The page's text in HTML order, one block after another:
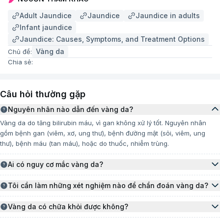
Viêm gan: Dùng thuốc kháng virus hoặc steroid.
Xơ gan: Điều trị các biến chứng và kiểm soát
bệnh.
Ung thư gan: Phẫu thuật, hóa trị hoặc xạ trị.
Sỏi mật: Phẫu thuật hoặc nội soi để loại bỏ sỏi.
Viêm đường mật: Dùng kháng sinh.
Ung thư đường mật: Phẫu thuật, hóa trị hoặc xạ
trị.
Thiếu máu tán huyết: Truyền máu hoặc dùng
thuốc.
Adult Jaundice
Jaundice
Jaundice in adults
Infant jaundice
Jaundice: Causes, Symptoms, and Treatment Options
Chủ đề: Vàng da
Chia sẻ:
Câu hỏi thường gặp
Nguyên nhân nào dẫn đến vàng da?
Vàng da do tăng bilirubin máu, vì gan không xử lý tốt. Nguyên nhân
gồm bệnh gan (viêm, xơ, ung thư), bệnh đường mật (sỏi, viêm, ung
thư), bệnh máu (tan máu), hoặc do thuốc, nhiễm trùng.
Ai có nguy cơ mắc vàng da?
Trẻ sơ sinh (đặc biệt sinh non, nhóm máu khác mẹ), người bệnh gan
(viêm, xơ, ung thư), người bệnh đường mật (sỏi, viêm, ung thư), người
bệnh máu (tan máu), người uống rượu, dùng thuốc hại gan, người gốc
Á.
Tôi cần làm những xét nghiệm nào để chẩn đoán vàng da?
Các xét nghiệm chẩn đoán vàng da bao gồm:
Xét nghiệm máu (đo bilirubin, kiểm tra chức năng gan).
Xét nghiệm nước tiểu (đo urobilinogen).
Vàng da có chữa khỏi được không?
Vàng da có thể chữa khỏi nếu điều trị đúng nguyên nhân. Vàng da sơ